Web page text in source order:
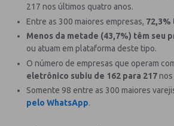
217 nos últimos quatro anos.
Entre as 300 maiores empresas, 72,3%
Menos da metade (43,7%) têm seu
ou atuam em plataforma deste tipo.
O número de empresas que operam
eletrônico subiu de 162 para 217
Somente 98 entre as 300 maiores
pelo WhatsApp.